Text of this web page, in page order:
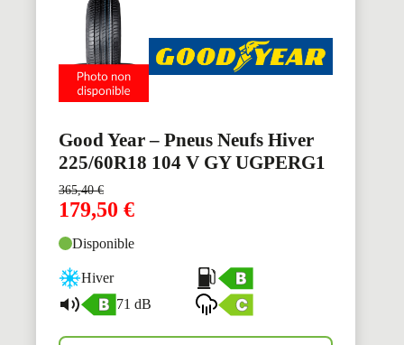
Good Year – Pneus Neufs Hiver
225/60R18 104 V GY UGPERG1
365,40€
179,50 €
Disponible
Hiver
71 dB